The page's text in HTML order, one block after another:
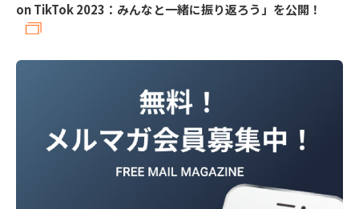
on TikTok 2023：みんなと一緒に振り返ろう」を公開！